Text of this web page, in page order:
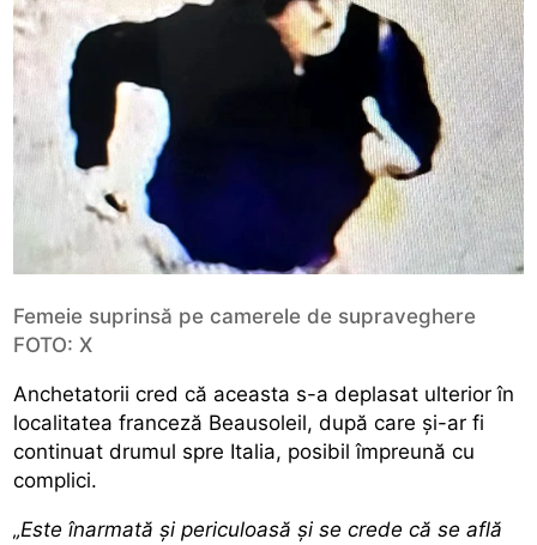
Femeie suprinsă pe camerele de supraveghere
FOTO: X
Anchetatorii cred că aceasta s-a deplasat ulterior în
localitatea franceză Beausoleil, după care și-ar fi
continuat drumul spre Italia, posibil împreună cu
complici.
„Este înarmată și periculoasă și se crede că se află